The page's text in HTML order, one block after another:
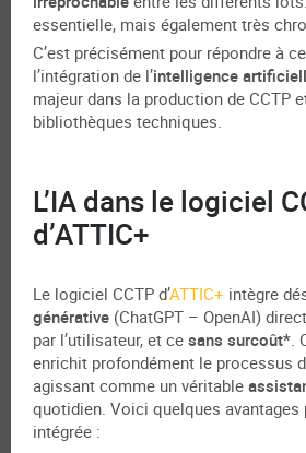
essentielle, mais également très
C’est précisément pour répondre à
l’intégration de l’intelligence
majeur dans la production de CCTP
bibliothèques techniques.
L’IA dans le logiciel
d’ATTIC+
Le logiciel CCTP d’ATTIC+ intègre
générative (ChatGPT – OpenAI)
par l’utilisateur, et ce sans surcoût*
enrichit profondément le processus
agissant comme un véritable
quotidien. Voici quelques avantages
intégrée :